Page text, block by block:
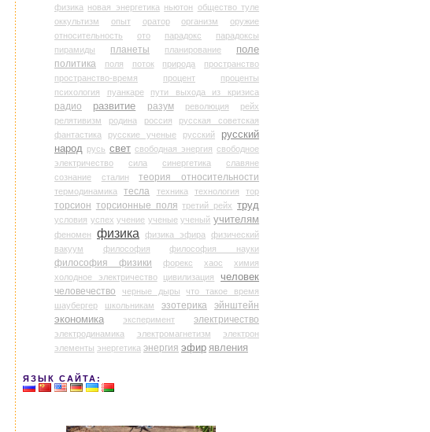
физика новая энергетика ньютон общество туле
оккультизм
опыт оратор организм
оружие
относительность
ото парадокс
парадоксы
пирамиды
планеты планирование
поле
политика
поля поток природа
пространство
пространство-время
процент
проценты
психология
пуанкаре пути выхода из кризиса
радио развитие разум революция
рейх
релятивизм
родина россия
русская советская
фантастика
русские ученые русский
русский
народ русь свет свободная энергия свободное
электричество
сила синергетика
славяне
сознание
сталин теория относительности
термодинамика тесла техника технология тор
торсион торсионные поля третий рейх труд
условия успех учение ученые ученый учителям
феномен физика физика эфира
физический
вакуум
философия философия науки
философия физики форекс хаос
химия
холодное электричество
цивилизация человек
человечество черные дыры
что такое время
шаубергер
школьникам эзотерика
эйнштейн
экономика
эксперимент электричество
электродинамика электромагнетизм
электрон
элементы энергетика энергия эфир явления
ЯЗЫК САЙТА: